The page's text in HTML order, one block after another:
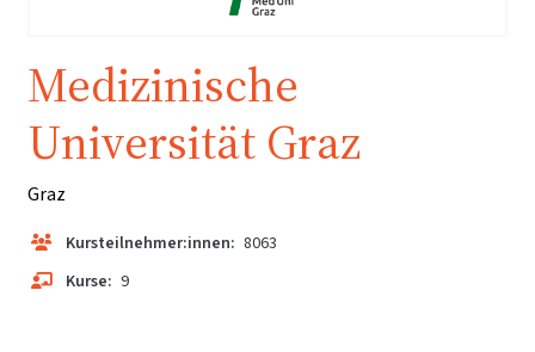
Medizinische
Universität Graz
Graz
Kursteilnehmer:innen: 8063
Kurse: 9